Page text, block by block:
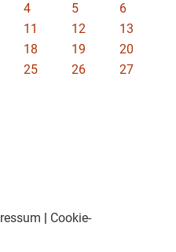
4 5
6
11 12
13
18 19
20
25 26
27
| Cookie-